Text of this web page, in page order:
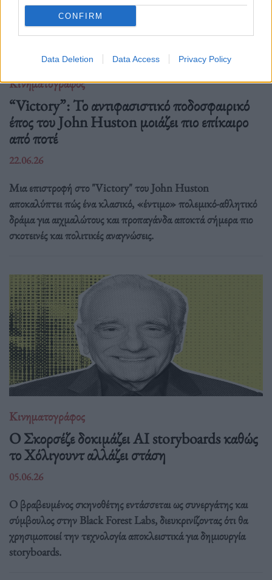
CONFIRM
Data Deletion Data Access Privacy Policy
Κινηματογράφος
“Victory”: Το αντιφασιστικό ποδοσφαιρικό
έπος του John Huston μοιάζει πιο επίκαιρο
από ποτέ
22.06.26
Μια επιστροφή στο "Victory" του John Huston
αποκαλύπτει πώς ένα κλασικό, «έντιμο» πολεμικό-αθλητικό
δράμα για αιχμαλώτους και προπαγάνδα αποκτά σήμερα πιο
σκοτεινές και πολιτικές αναγνώσεις.
Κινηματογράφος
Ο Σκορσέζε δοκιμάζει AI storyboards καθώς
το Χόλιγουντ αλλάζει στάση
05.06.26
Ο βραβευμένος σκηνοθέτης εντάσσεται ως συνεργάτης και
σύμβουλος στην Black Forest Labs, διευκρινίζοντας ότι θα
χρησιμοποιεί την τεχνολογία αποκλειστικά για δημιουργία
storyboards.